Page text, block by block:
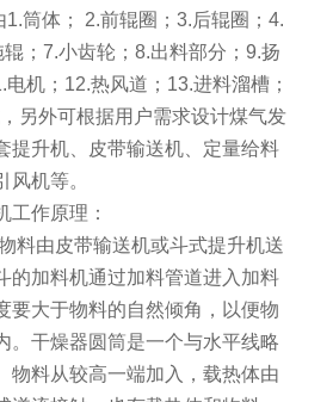
筒体； 2.前辊圈；3.后辊圈；4.
；7.小齿轮；8.出料部分；9.扬
机；12.热风道；13.进料溜槽；
另外可根据用户需求设计煤气发
提升机、皮带输送机、定量给料
风机等。
工作原理：
料由皮带输送机或斗式提升机送
的加料机通过加料管道进入加料
要大于物料的自然倾角，以便物
。干燥器圆筒是一个与水平线略
物料从较高一端加入，载热体由